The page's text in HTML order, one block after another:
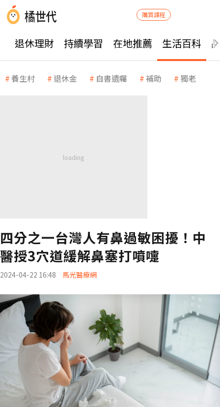
購買課程
退休理財 持續學習 在地推薦 生活百科
養生村 退休金 自書遺囑 補助 獨老
四分之一台灣人有鼻過敏困擾！中
醫授3穴道緩解鼻塞打噴嚏
2024-04-22 16:48 馬光醫療網